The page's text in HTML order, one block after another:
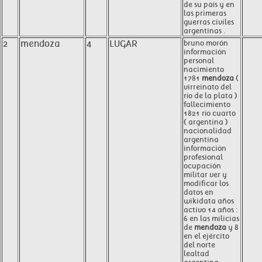
de su país y en
las primeras
guerras civiles
argentinas .
2 mendoza 4 LUGAR
bruno morón
información
personal
nacimiento
1781 mendoza (
virreinato del
río de la plata )
fallecimiento
1821 río cuarto
( argentina )
nacionalidad
argentina
información
profesional
ocupación
militar ver y
modificar los
datos en
wikidata años
activo 14 años :
6 en las milicias
de mendoza y 8
en el ejército
del norte
lealtad